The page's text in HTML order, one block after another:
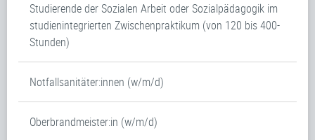
Studierende der Sozialen Arbeit oder Sozialpädagogik im
studienintegrierten Zwischenpraktikum (von 120 bis 400-
Stunden)
Notfallsanitäter:innen (w/m/d)
Oberbrandmeister:in (w/m/d)